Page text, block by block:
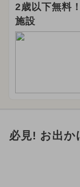
2歳以下無料
施設
必見! お出か